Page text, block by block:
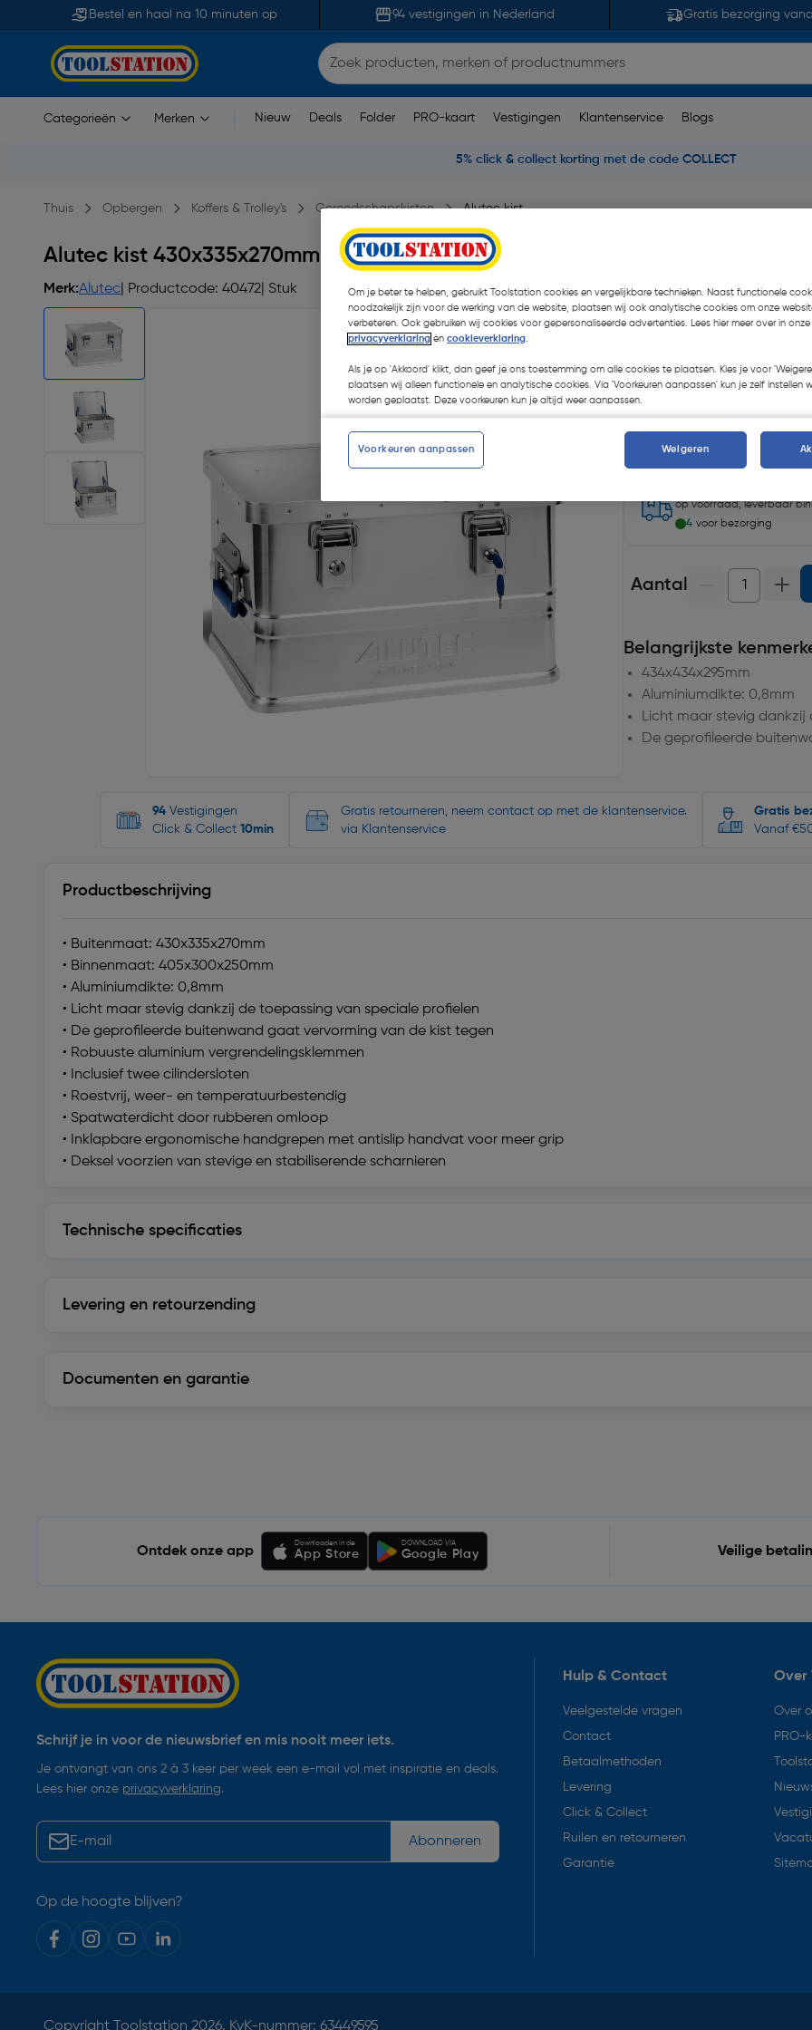
Bestel en haal na 10 minuten op 94 vestigingen in Nederland Gratis bezorging
Categorieën Merken Nieuw Deals Folder PRO-kaart Vestigingen Klantenservice Blogs
5% click & collect korting met de code COLLECT
Thuis Opbergen Koffers & Trolley's Gereedschapskisten Alutec kist
Alutec kist 430x335x270mm
Merk:Alutec | Productcode: 40472 | Stuk
€ 111,95| Excl. btw €
Kies productvariant(5)
op voorraad, leverbaar
4 voor bezorging
Aantal
Belangrijkste
434x434x295mm
Aluminiumdikte: 0,8mm
Licht maar stevig
De geprofileerde
94 Vestigingen
Click & Collect 10min
Gratis retourneren, neem contact op met de klantenservice.
via Klantenservice
Gratis
Vanaf
Productbeschrijving
• Buitenmaat: 430x335x270mm
• Binnenmaat: 405x300x250mm
• Aluminiumdikte: 0,8mm
• Licht maar stevig dankzij de toepassing van speciale profielen
• De geprofileerde buitenwand gaat vervorming van de kist tegen
• Robuuste aluminium vergrendelingsklemmen
• Inclusief twee cilindersloten
• Roestvrij, weer- en temperatuurbestendig
• Spatwaterdicht door rubberen omloop
• Inklapbare ergonomische handgrepen met antislip handvat voor meer grip
• Deksel voorzien van stevige en stabiliserende scharnieren
Technische specificaties
Levering en retourzending
Documenten en garantie
Ontdek onze app
Downloaden in de
App Store
DOWNLOAD VIA
Google Play Veilige
Schrijf je in voor de nieuwsbrief en mis nooit meer iets.
Je ontvangt van ons 2 à 3 keer per week een e-mail vol met inspiratie en deals.
Lees hier onze privacyverklaring.
Abonneren
Op de hoogte blijven?
Hulp & Contact
Veelgestelde vragen
Contact
Betaalmethoden
Levering
Click & Collect
Ruilen en retourneren
Garantie
Over
Over
PRO-
Copyright Toolstation 2026. KvK-nummer: 63449595
Om je beter te helpen, gebruikt Toolstation cookies en vergelijkbare technieken. Naast functionele
noodzakelijk zijn voor de werking van de website, plaatsen wij ook analytische cookies om onze
verbeteren. Ook gebruiken wij cookies voor gepersonaliseerde advertenties. Lees hier meer over in onze
privacyverklaring en cookieverklaring.
Als je op 'Akkoord' klikt, dan geef je ons toestemming om alle cookies te plaatsen. Kies je voor
plaatsen wij alleen functionele en analytische cookies. Via 'Voorkeuren aanpassen' kun je zelf instellen
worden geplaatst. Deze voorkeuren kun je altijd weer aanpassen.
Voorkeuren aanpassen Weigeren